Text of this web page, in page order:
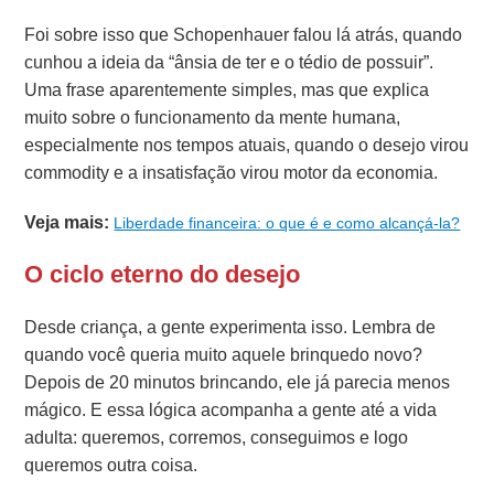
Foi sobre isso que Schopenhauer falou lá atrás, quando
cunhou a ideia da “ânsia de ter e o tédio de possuir”.
Uma frase aparentemente simples, mas que explica
muito sobre o funcionamento da mente humana,
especialmente nos tempos atuais, quando o desejo virou
commodity e a insatisfação virou motor da economia.
Veja mais: Liberdade financeira: o que é e como alcançá-la?
O ciclo eterno do desejo
Desde criança, a gente experimenta isso. Lembra de
quando você queria muito aquele brinquedo novo?
Depois de 20 minutos brincando, ele já parecia menos
mágico. E essa lógica acompanha a gente até a vida
adulta: queremos, corremos, conseguimos e logo
queremos outra coisa.